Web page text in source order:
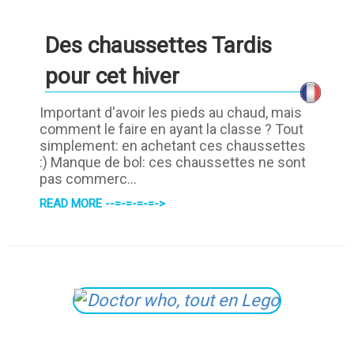
Des chaussettes Tardis
pour cet hiver
Important d'avoir les pieds au chaud, mais
comment le faire en ayant la classe ? Tout
simplement: en achetant ces chaussettes
:) Manque de bol: ces chaussettes ne sont
pas commerc...
READ MORE --=-=-=-=->